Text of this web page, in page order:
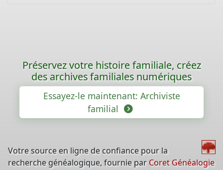
Préservez votre histoire familiale, créez
des archives familiales numériques
Essayez-le maintenant: Archiviste
familial
Votre source en ligne de confiance pour la
recherche généalogique, fournie par Coret Généalogie